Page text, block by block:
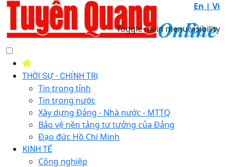
En | Vi
Toggle main menu visibility
THỜI SỰ - CHÍNH TRỊ
Tin trong tỉnh
Tin trong nước
Xây dựng Đảng - Nhà nước - MTTQ
Bảo vệ nền tảng tư tưởng của Đảng
Đạo đức Hồ Chí Minh
KINH TẾ
Công nghiệp